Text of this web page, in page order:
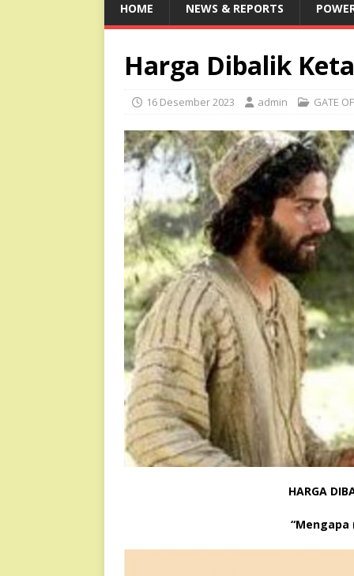
HOME NEWS & REPORTS
Harga Dibalik
16 Desember 2023 admin GATE
HARGA
“Mengapa